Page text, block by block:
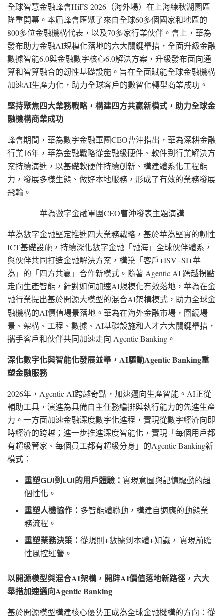
全球智慧金融峰會HiFS 2026（海外場）在上海練秋湖園區
隆重開幕。本屆峰會匯聚了來自全球60多個國家和地區的
800多位金融機構代表，以及70多家行業伙伴。會上，華為
發布助力金融AI規模化落地的六大關鍵舉措，全面升級金融
數據智能6.0與金融數字核心6.0解決方案，升級發布面向通
算和智算融合的韌性基礎設施。旨在全面賦能全球金融機構
加速AI生產力化，助力全球客戶的數智化轉型商業成功。
堅持聚焦四大業務戰略，構建四方共贏新模式，助力全球金
融機構商業成功
峰會期間，華為數字金融軍團CEO曹沖指出，華為深耕金融
行業16年，華為金融戰略從金融級硬件、軟件到行業解決方
案持續演進，以基礎軟硬件持續創新、構建體系化工程能
力，發展多樣生態、做好本地服務，形成了有效的業務發展
飛輪。
華為數字金融軍團CEO曹沖發表主題演講
華為數字金融堅定推進四大業務戰略，基於華為堅實的韌性
ICT基礎設施，持續深化數字金融「融海」全球伙伴體系，
與伙伴共同打造金融解決方案，構築「客戶+ISV+SI+華
為」的「四方共贏」合作新模式。隨著 Agentic AI 跨越拐點
走向生產智能，針對如何加速AI規模化有效落地，華為在金
融行業提出基於開源大模型的混合AI架構模式，助力全球金
融機構的AI價值場景落地。華為在海外金融市場，圍繞場
景、架構、工程、數據、AI基礎設施和人才六大關鍵舉措，
攜手客戶和伙伴共同加速走向 Agentic Banking。
深化數字化與智能化發展並舉， AI驅動Agentic Banking重
塑金融服務
2026年，Agentic AI跨越奇點，加速邁向生產智能。AI正從
輔助工具，演進為具備自主任務編排與執行能力的先進生產
力。一方面加速金融深度數字化進程，實現從數字經濟向即
時經濟的跨越；進一步推進深度智能化，實現「每個用戶都
有超級管家、每個員工都有超級分身」的Agentic Banking新
模式：
重塑GUI到LUI的用戶體驗：實現意圖與記憶驅動的超
個性化。
重塑人機協作： 多智能體聯動，構建自適應的動態業
務流程。
重塑業務決策：從規則+數據到本體+知識， 實現前瞻
性風控運營。
以開源模型與混合AI架構，開辟AI價值落地新路徑，六大
舉措加速邁向Agentic Banking
基於開源模型構建核心優勢正成為全球金融機構的方向：從